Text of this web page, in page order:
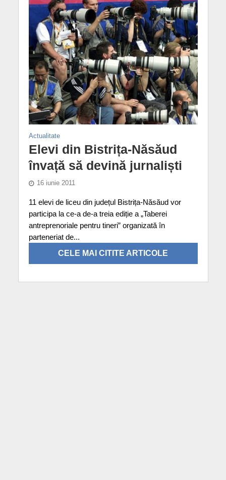
Actualitate
Elevi din Bistrița-Năsăud
învață să devină jurnaliști
16 iunie 2011
11 elevi de liceu din județul Bistrița-Năsăud vor
participa la ce-a de-a treia ediție a „Taberei
antreprenoriale pentru tineri” organizată în
parteneriat de...
CELE MAI CITITE ARTICOLE